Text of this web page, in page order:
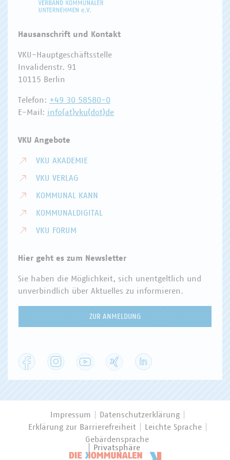
Hausanschrift und Kontakt
VKU-Hauptgeschäftsstelle
Invalidenstr. 91
10115 Berlin
Telefon: +49 30 58580-0
E-Mail: info(at)vku(dot)de
VKU Angebote
VKU AKADEMIE
VKU VERLAG
KOMMUNAL KANN
KOMMUNALDIGITAL
VKU FORUM
Hier geht es zum Newsletter
Sie haben die Möglichkeit, sich unentgeltlich und
unverbindlich über Aktuelles zu informieren.
ZUR ANMELDUNG
Facebook Instagram YouTube
Impressum
Datenschutzerklärung
Erklärung zur Barrierefreiheit
Leichte Sprache
Gebärdensprache
Privatsphäre